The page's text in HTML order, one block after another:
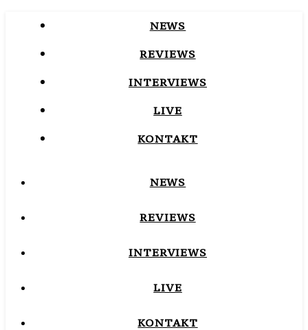
NEWS
REVIEWS
INTERVIEWS
LIVE
KONTAKT
NEWS
REVIEWS
INTERVIEWS
LIVE
KONTAKT